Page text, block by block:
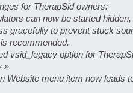
for TherapSid owners:
can now be started
gracefully to prevent stuck
recommended.
vsid_legacy option for
»
Website menu item now leads